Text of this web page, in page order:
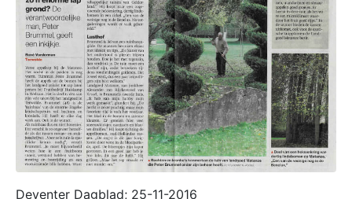
Deventer Dagblad; 25-11-2016